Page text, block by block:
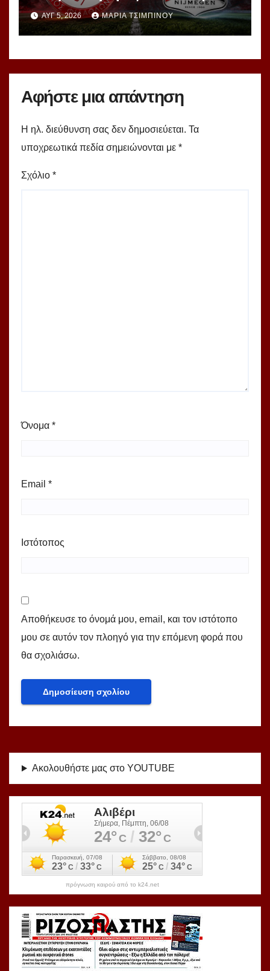
μετατρέπεται σε πρόβλημα
ΑΥΓ 5, 2026 ΜΑΡΊΑ ΤΣΙΜΠΙΝΟΎ
Αφήστε μια απάντηση
Η ηλ. διεύθυνση σας δεν δημοσιεύεται. Τα
υποχρεωτικά πεδία σημειώνονται με *
Σχόλιο *
Όνομα *
Email *
Ιστότοπος
Αποθήκευσε το όνομά μου, email, και τον ιστότοπο
μου σε αυτόν τον πλοηγό για την επόμενη φορά που
θα σχολιάσω.
Ακολουθήστε μας στο YOUTUBE
πρόγνωση καιρού από το k24.net